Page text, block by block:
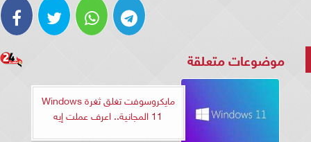
موضوعات متعلقة
مايكروسوفت تغلق ثغرة Windows
11 المجانية.. اعرف عملت إيه